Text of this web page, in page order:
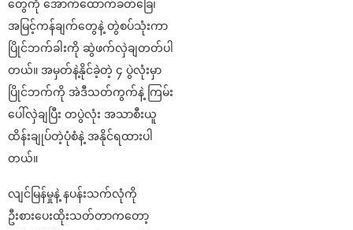
တွေကို အောက်ထောက်ခတ်‌ခြေ၊
အမြင့်ကန်ချက်တွေနဲ့ တွဲစပ်သုံးကာ
ပြိုင်ဘက်ခါးကို ဆွဲဖက်လှဲချတတ်ပါ
တယ်။ အမှတ်နဲ့နိုင်ခဲ့တဲ့ ၄ ပွဲလုံးမှာ
ပြိုင်ဘက်ကို အဲဒီသတ်ကွက်နဲ့ ကြမ်း
ပေါ်လှဲချပြီး တပွဲလုံး အသာစီးယူ
ထိန်းချုပ်တဲ့ပုံစံနဲ့ အနိုင်ရထားပါ
တယ်။
လျင်မြန်မှုနဲ့ နပန်းသက်လုံကို
ဦးစားပေးထိုးသတ်တာကတော့